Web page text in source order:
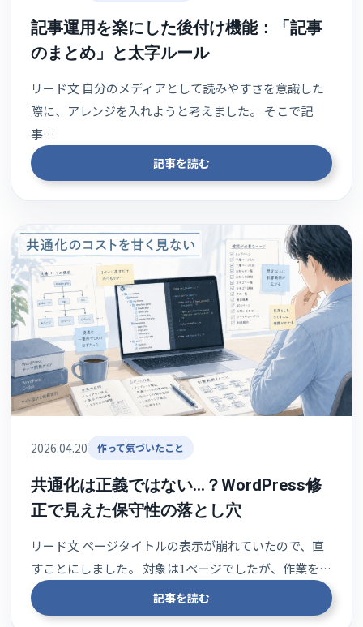
記事運用を楽にした後付け機能：「記事
のまとめ」と太字ルール
リード文 自分のメディアとして読みやすさを意識した
際に、アレンジを入れようと考えました。 そこで記
事…
記事を読む
2026.04.20 作って気づいたこと
共通化は正義ではない…？WordPress修
正で見えた保守性の落とし穴
リード文 ページタイトルの表示が崩れていたので、直
すことにしました。 対象は1ページでしたが、作業を…
記事を読む